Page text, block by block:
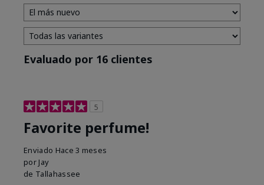
Evaluado por 16 clientes
5
Favorite perfume!
Enviado Hace 3 meses
por Jay
de Tallahassee